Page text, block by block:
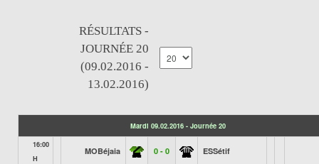
RÉSULTATS -
JOURNÉE 20
(09.02.2016 -
13.02.2016)
Mardi 09.02.2016 - Journée 20
16:00
H
MOBéjaia 0 - 0 ESSétif